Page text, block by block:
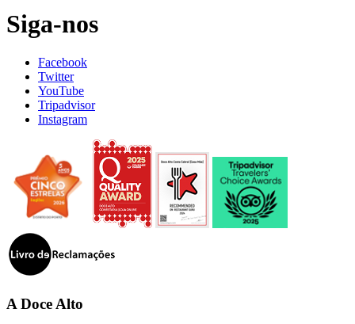
Siga-nos
Facebook
Twitter
YouTube
Tripadvisor
Instagram
A Doce Alto